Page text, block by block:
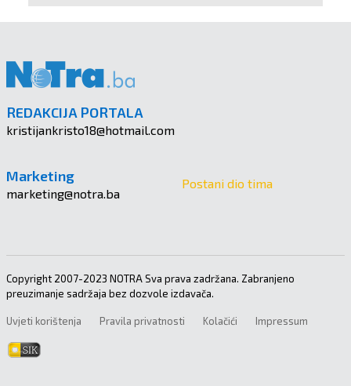
REDAKCIJA PORTALA
kristijankristo18@hotmail.com
Marketing
marketing@notra.ba
Postani dio tima
Copyright 2007-2023 NOTRA Sva prava zadržana. Zabranjeno
preuzimanje sadržaja bez dozvole izdavača.
Uvjeti korištenja Pravila privatnosti Kolačići Impressum